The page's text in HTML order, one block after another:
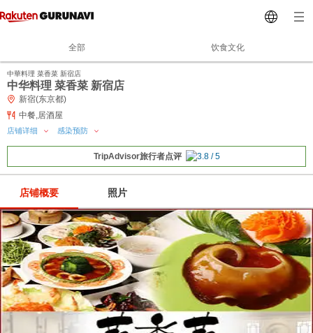
全部 饮食文化
中華料理 菜香菜 新宿店
中华料理 菜香菜 新宿店
新宿(东京都)
中餐,居酒屋
店铺详细 感染预防
TripAdvisor旅行者点评
店铺概要 照片